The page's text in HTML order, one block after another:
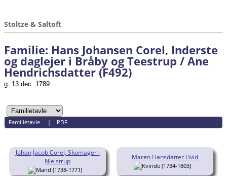
Stoltze & Saltoft
Familie: Hans Johansen Corel, Inderste
og daglejer i Bråby og Teestrup / Ane
Hendrichsdatter (F492)
g. 13 dec. 1789
Familietavle | PDF
Johan Jacob Corel, Skomager i
Nielstrup
(1738-1771)
Maren Hansdatter Hvid
(1734-1803)